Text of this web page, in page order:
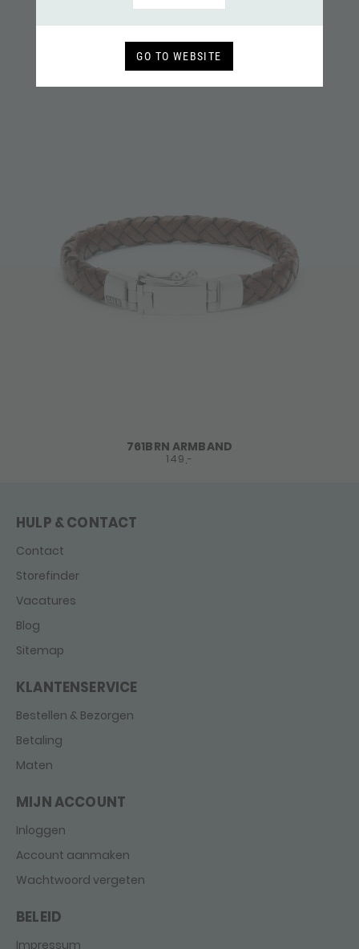
GO TO WEBSITE
RECENT BEKEKEN
761BRN ARMBAND
149,-
HULP & CONTACT
Contact
Storefinder
Vacatures
Blog
Sitemap
KLANTENSERVICE
Bestellen & Bezorgen
Betaling
Maten
MIJN ACCOUNT
Inloggen
Account aanmaken
Wachtwoord vergeten
BELEID
Impressum